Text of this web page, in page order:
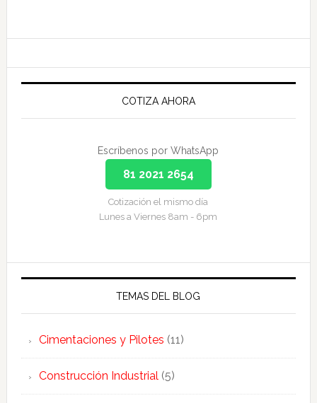
Sidebar
COTIZA AHORA
Escríbenos por WhatsApp
81 2021 2654
Cotización el mismo día
Lunes a Viernes 8am - 6pm
TEMAS DEL BLOG
Cimentaciones y Pilotes (11)
Construcción Industrial(5)